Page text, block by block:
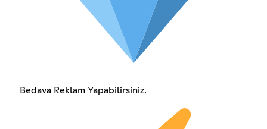
Bedava Reklam Yapabilirsiniz.